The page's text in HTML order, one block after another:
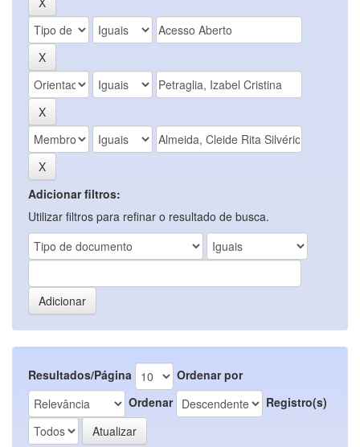
Adicionar filtros:
Utilizar filtros para refinar o resultado de busca.
Resultados/Página
Ordenar por
Ordenar
Registro(s)